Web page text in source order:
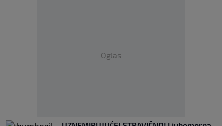
Oglas